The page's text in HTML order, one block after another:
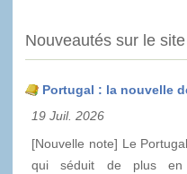
Nouveautés sur le site
Portugal : la nouvelle
19 Juil. 2026
[Nouvelle note] Le
qui séduit de plus